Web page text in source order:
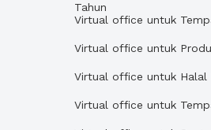
Tahun
Virtual office untuk
Virtual office untuk
Virtual office untuk Halal
Virtual office untuk